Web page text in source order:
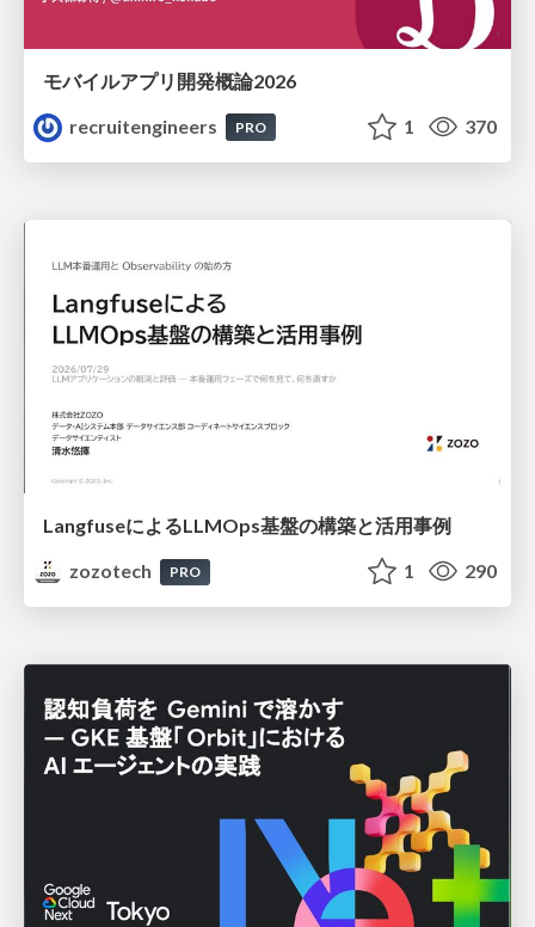
モバイルアプリ開発概論2026
recruitengineers
PRO 1 370
LangfuseによるLLMOps基盤の構築と活用事例
zozotech
PRO 1 290